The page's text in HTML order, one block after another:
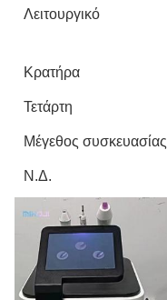
Λειτουργικό
Κρατήρα
Τετάρτη
Μέγεθος συσκευασίας
Ν.Δ.